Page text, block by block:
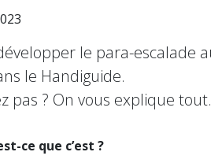
le para-escalade
le Handiguide.
pas ? On vous explique
ce que c’est ?